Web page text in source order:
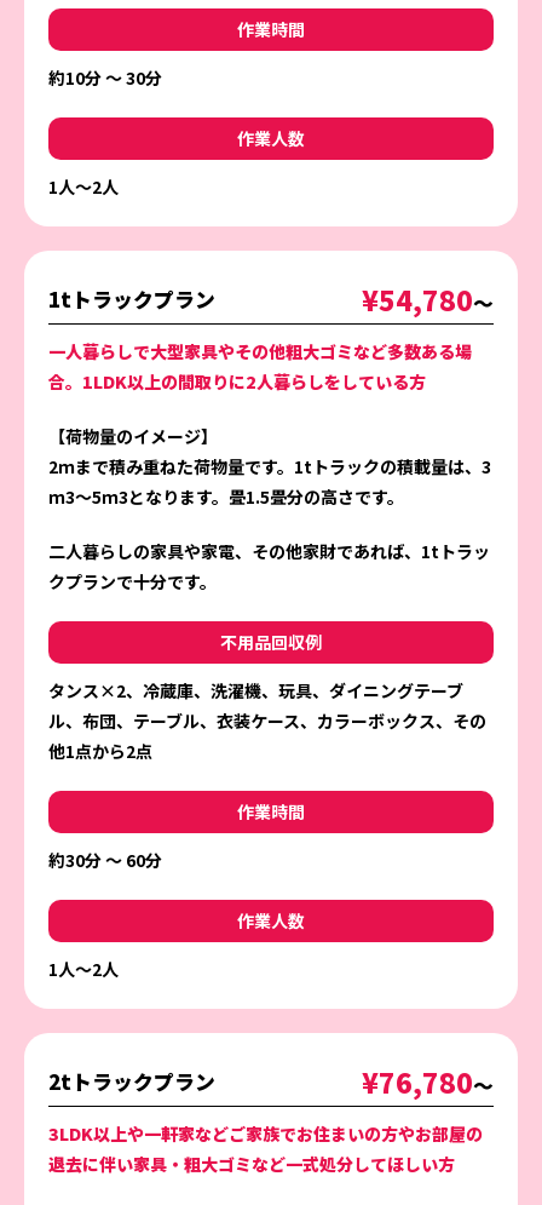
作業時間
約10分 〜 30分
作業人数
1人〜2人
1tトラックプラン ¥54,780〜
一人暮らしで大型家具やその他粗大ゴミなど多数ある場
合。1LDK以上の間取りに2人暮らしをしている方
【荷物量のイメージ】
2ｍまで積み重ねた荷物量です。1tトラックの積載量は、3
ｍ3～5ｍ3となります。畳1.5畳分の高さです。
二人暮らしの家具や家電、その他家財であれば、1tトラッ
クプランで十分です。
不用品回収例
タンス×2、冷蔵庫、洗濯機、玩具、ダイニングテーブ
ル、布団、テーブル、衣装ケース、カラーボックス、その
他1点から2点
作業時間
約30分 ～ 60分
作業人数
1人〜2人
2tトラックプラン ¥76,780〜
3LDK以上や一軒家などご家族でお住まいの方やお部屋の
退去に伴い家具・粗大ゴミなど一式処分してほしい方